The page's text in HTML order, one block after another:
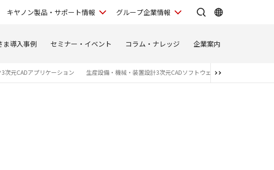
キヤノン製品・サポート情報 グループ企業情報
ま導入事例 セミナー・イベント コラム・ナレッジ 企業案内
次元CADアプリケーション 生産設備・機械・装置設計3次元CADソフトウェア